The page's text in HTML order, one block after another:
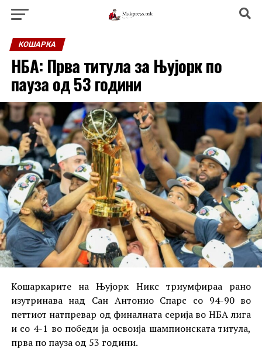
КОШАРКА
НБА: Прва титула за Њујорк по
пауза од 53 години
Кошаркарите на Њујорк Никс триумфираа рано
изутринава над Сан Антонио Спарс со 94-90 во
петтиот натпревар од финалната серија во НБА лига
и со 4-1 во победи ја освоија шампионската титула,
прва по пауза од 53 години.